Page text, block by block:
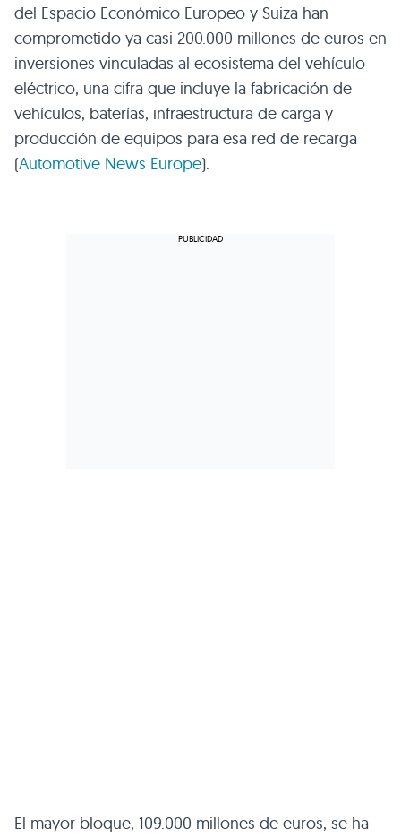
del Espacio Económico Europeo y Suiza han
comprometido ya casi 200.000 millones de euros en
inversiones vinculadas al ecosistema del vehículo
eléctrico, una cifra que incluye la fabricación de
vehículos, baterías, infraestructura de carga y
producción de equipos para esa red de recarga
(Automotive News Europe).
El mayor bloque, 109.000 millones de euros, se ha